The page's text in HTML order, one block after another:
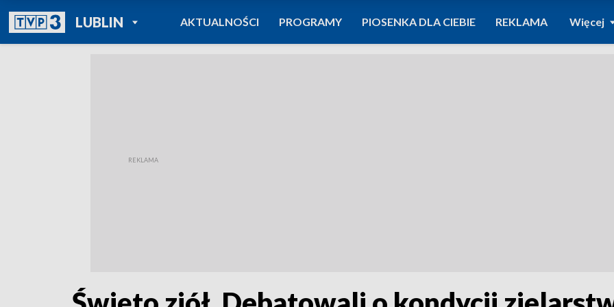
LUBLINPOWRÓT DO
TVP REGIONY
AKTUALNOŚCI PROGRAMY PIOSENKA DLA CIEBIE REKLAMA Więcej